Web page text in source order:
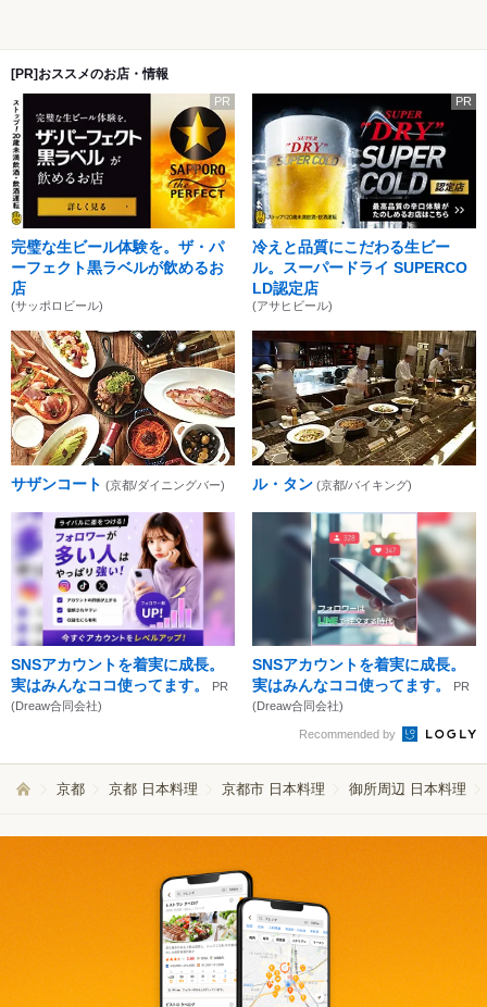
[PR]おススメのお店・情報
PR
完璧な生ビール体験を。ザ・パ
ーフェクト黒ラベルが飲めるお
店
(サッポロビール)
PR
冷えと品質にこだわる生ビー
ル。スーパードライ SUPERCO
LD認定店
(アサヒビール)
サザンコート (京都/ダイニングバー) ル・タン (京都/バイキング)
SNSアカウントを着実に成長。
実はみんなココ使ってます。
PR
(Dreaw合同会社)
SNSアカウントを着実に成長。
実はみんなココ使ってます。
PR
(Dreaw合同会社)
Recommended by
京都 京都 日本料理 京都市 日本料理 御所周辺 日本料理